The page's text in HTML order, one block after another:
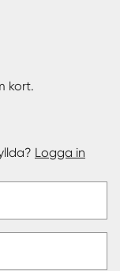
kort.
Logga in